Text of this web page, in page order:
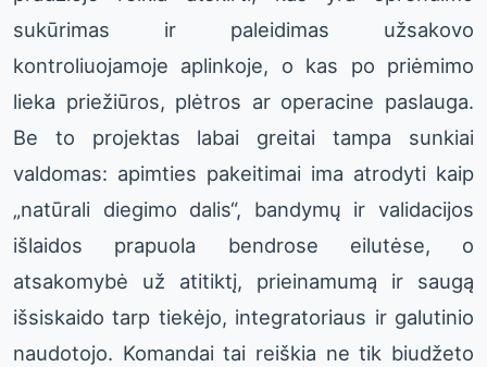
sukūrimas ir paleidimas užsakovo
kontroliuojamoje aplinkoje, o kas po priėmimo
lieka priežiūros, plėtros ar operacine paslauga.
Be to projektas labai greitai tampa sunkiai
valdomas: apimties pakeitimai ima atrodyti kaip
„natūrali diegimo dalis“, bandymų ir validacijos
išlaidos prapuola bendrose eilutėse, o
atsakomybė už atitiktį, prieinamumą ir saugą
išsiskaido tarp tiekėjo, integratoriaus ir galutinio
naudotojo. Komandai tai reiškia ne tik biudžeto